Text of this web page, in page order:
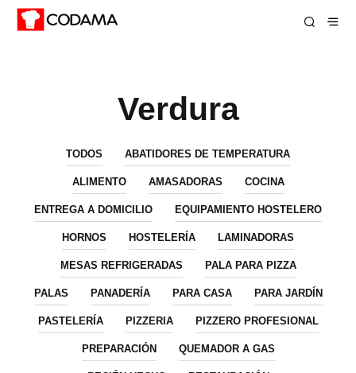
Verdura
TODOS ABATIDORES DE TEMPERATURA
ALIMENTO AMASADORAS COCINA
ENTREGA A DOMICILIO EQUIPAMIENTO HOSTELERO
HORNOS HOSTELERÍA LAMINADORAS
MESAS REFRIGERADAS PALA PARA PIZZA
PALAS PANADERÍA PARA CASA PARA JARDÍN
PASTELERÍA PIZZERIA PIZZERO PROFESIONAL
PREPARACIÓN QUEMADOR A GAS